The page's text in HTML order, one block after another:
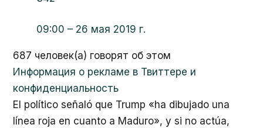
09:00 – 26 мая 2019 г.
687 человек(а) говорят об этом
Информация о рекламе в Твиттере и
конфиденциальность
El político señaló que Trump «ha dibujado una
línea roja en cuanto a Maduro», y si no actúa,